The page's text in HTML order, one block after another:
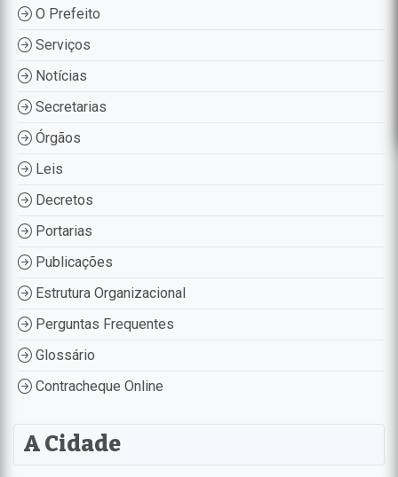
O Prefeito
Serviços
Notícias
Secretarias
Órgãos
Leis
Decretos
Portarias
Publicações
Estrutura Organizacional
Perguntas Frequentes
Glossário
Contracheque Online
A Cidade